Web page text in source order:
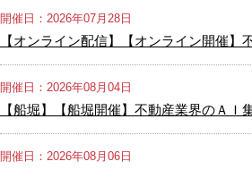
開催日：2026年07月28日
【オンライン配信】【オンライン開催
開催日：2026年08月04日
【船堀】【船堀開催】不動産業界のＡ
開催日：2026年08月06日